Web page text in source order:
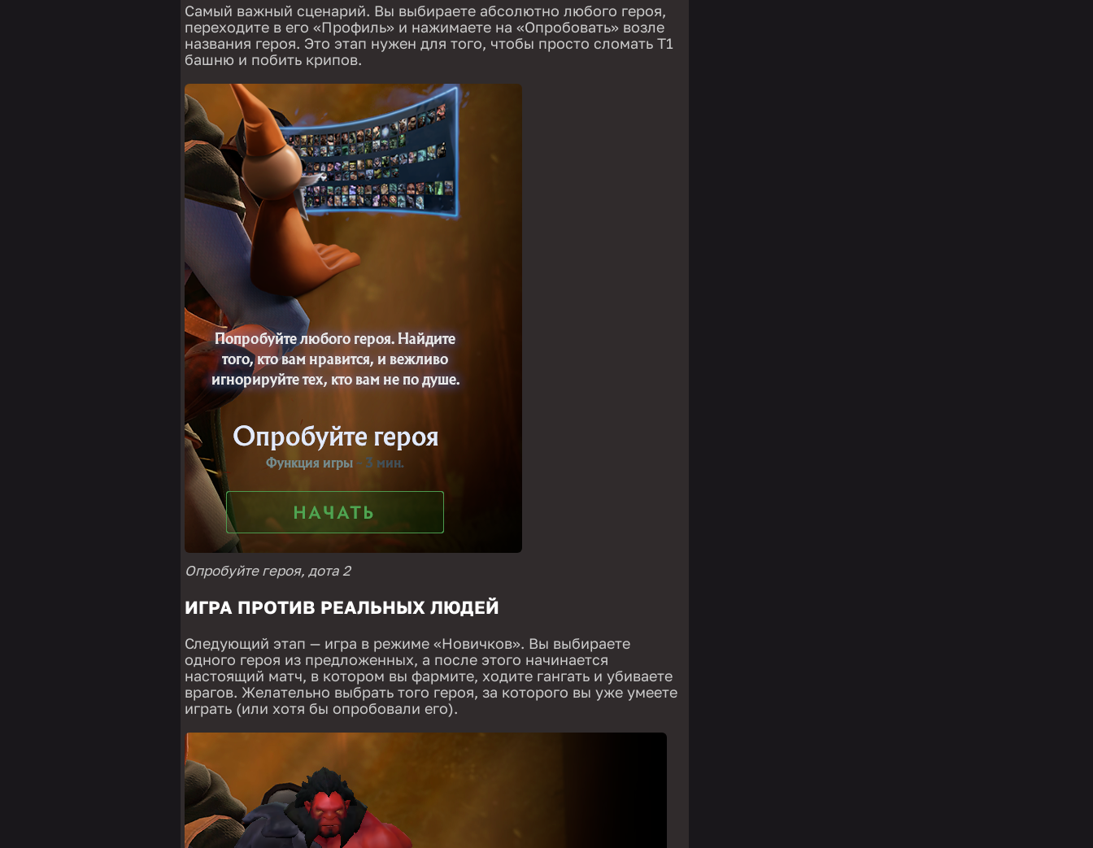
Самый важный сценарий. Вы выбираете абсолютно любого героя,
переходите в его «Профиль» и нажимаете на «Опробовать» возле
названия героя. Это этап нужен для того, чтобы просто сломать Т1
башню и побить крипов.
Опробуйте героя, дота 2
ИГРА ПРОТИВ РЕАЛЬНЫХ ЛЮДЕЙ
Следующий этап — игра в режиме «Новичков». Вы выбираете
одного героя из предложенных, а после этого начинается
настоящий матч, в котором вы фармите, ходите гангать и убиваете
врагов. Желательно выбрать того героя, за которого вы уже умеете
играть (или хотя бы опробовали его).